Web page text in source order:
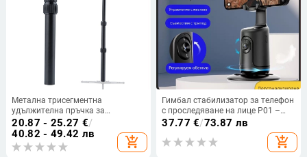
Метална трисегментна
удължителна пръчка за
централна ос на камера върху
триножник, стабилизатор за
снимане с панорамно и наклонно
движение
20.87 - 25.27 €/
40.82 - 49.42 лв
add_shopping_cart
Гимбал стабилизатор за телефон
с проследяване на лице P01 –
без приложение, напълно
автоматично проследяване, 360°
хоризонтално завъртане
37.77 €/73.87 лв
add_shopping_cart